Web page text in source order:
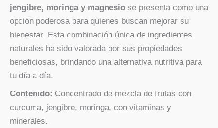
jengibre, moringa y magnesio se presenta como una
opción poderosa para quienes buscan mejorar su
bienestar. Esta combinación única de ingredientes
naturales ha sido valorada por sus propiedades
beneficiosas, brindando una alternativa nutritiva para
tu día a día.
Contenido: Concentrado de mezcla de frutas con
curcuma, jengibre, moringa, con vitaminas y
minerales.